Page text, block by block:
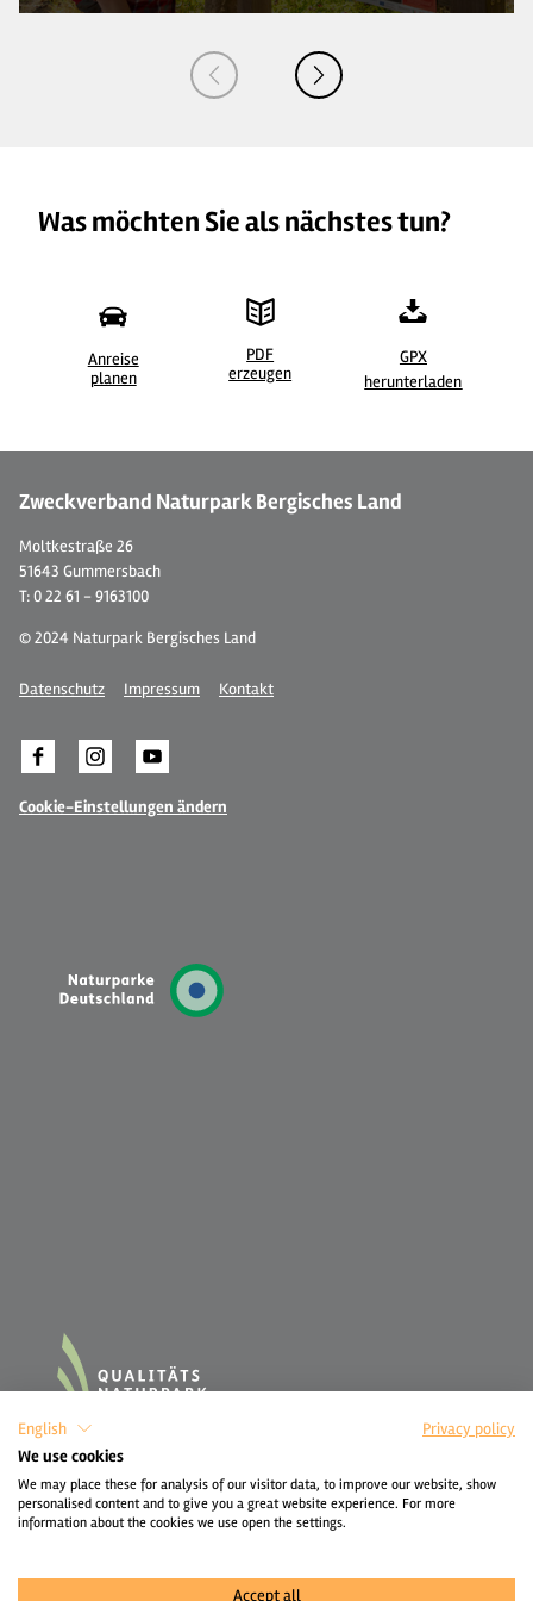
| Dominik Ketz
Was möchten Sie als nächstes tun?
Anreise
planen
PDF
erzeugen
GPX
herunterladen
Zweckverband Naturpark Bergisches Land
Moltkestraße 26
51643 Gummersbach
T: 0 22 61 - 9163100
© 2024 Naturpark Bergisches Land
Datenschutz Impressum Kontakt
Cookie-Einstellungen ändern
English
Privacy policy
We use cookies
We may place these for analysis of our visitor data, to improve our website, show
personalised content and to give you a great website experience. For more
information about the cookies we use open the settings.
Accept all